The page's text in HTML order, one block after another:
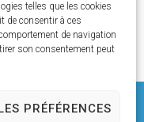
telles que les cookies
de consentir à ces
de navigation
son consentement peut
PRÉFÉRENCES